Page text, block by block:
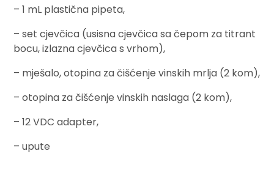
– 1 mL plastična pipeta,
– set cjevčica (usisna cjevčica sa čepom za titrant
bocu, izlazna cjevčica s vrhom),
– mješalo, otopina za čišćenje vinskih mrlja (2 kom),
– otopina za čišćenje vinskih naslaga (2 kom),
– 12 VDC adapter,
– upute